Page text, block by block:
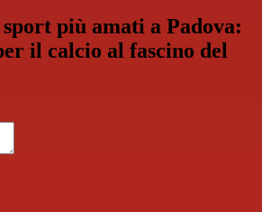
più amati a Padova:
il calcio al fascino del